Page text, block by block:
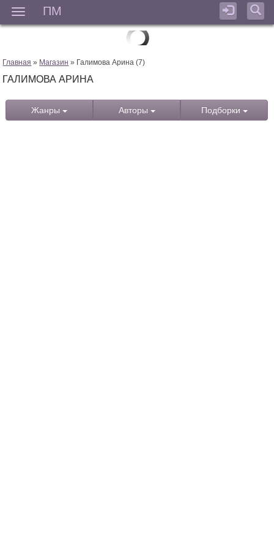
ПМ
Главная » Магазин » Галимова Арина (7)
ГАЛИМОВА АРИНА
Жанры Авторы Подборки